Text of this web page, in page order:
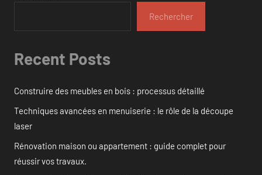
Rechercher
Recent Posts
Construire des meubles en bois : processus détaillé
Techniques avancées en menuiserie : le rôle de la découpe
laser
Rénovation maison ou appartement : guide complet pour
réussir vos travaux.